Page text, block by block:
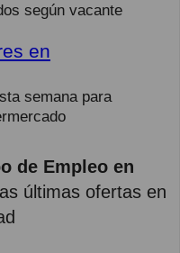
según vacante
en
semana para
de Empleo en
últimas ofertas en